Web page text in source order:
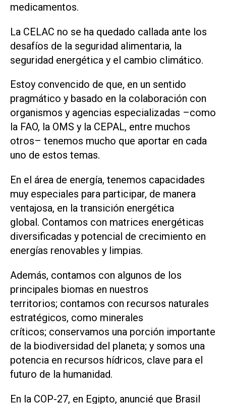
medicamentos.
La CELAC no se ha quedado callada ante los
desafíos de la seguridad alimentaria, la
seguridad energética y el cambio climático.
Estoy convencido de que, en un sentido
pragmático y basado en la colaboración con
organismos y agencias especializadas –como
la FAO, la OMS y la CEPAL, entre muchos
otros– tenemos mucho que aportar en cada
uno de estos temas.
En el área de energía, tenemos capacidades
muy especiales para participar, de manera
ventajosa, en la transición energética
global. Contamos con matrices energéticas
diversificadas y potencial de crecimiento en
energías renovables y limpias.
Además, contamos con algunos de los
principales biomas en nuestros
territorios; contamos con recursos naturales
estratégicos, como minerales
críticos; conservamos una porción importante
de la biodiversidad del planeta; y somos una
potencia en recursos hídricos, clave para el
futuro de la humanidad.
En la COP-27, en Egipto, anuncié que Brasil